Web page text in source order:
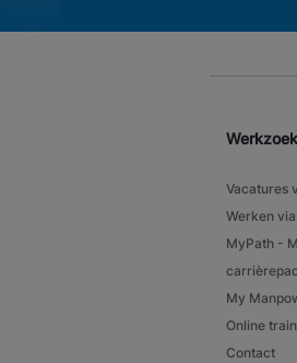
Vacatures
Werken
MyPath -
My
Online
Contact